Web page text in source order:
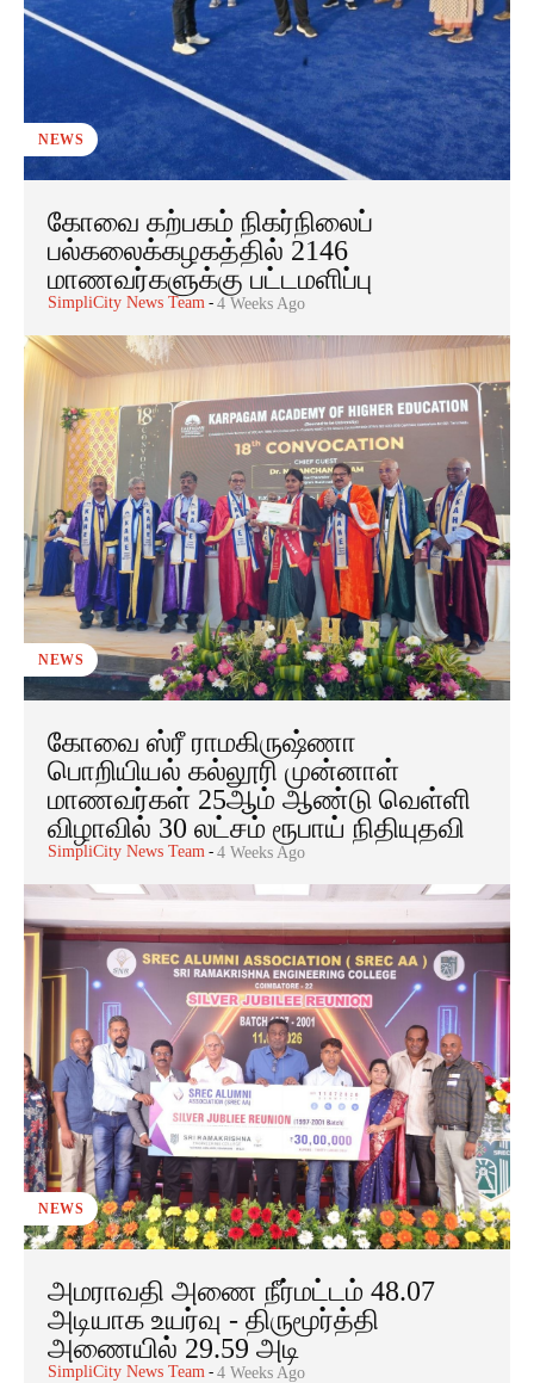
NEWS
கோவை கற்பகம் நிகர்நிலைப்
பல்கலைக்கழகத்தில் 2146
மாணவர்களுக்கு பட்டமளிப்பு
SimpliCity News Team - 4 Weeks Ago
NEWS
கோவை ஸ்ரீ ராமகிருஷ்ணா
பொறியியல் கல்லூரி முன்னாள்
மாணவர்கள் 25ஆம் ஆண்டு வெள்ளி
விழாவில் 30 லட்சம் ரூபாய் நிதியுதவி
SimpliCity News Team - 4 Weeks Ago
NEWS
அமராவதி அணை நீர்மட்டம் 48.07
அடியாக உயர்வு - திருமூர்த்தி
அணையில் 29.59 அடி
SimpliCity News Team - 4 Weeks Ago